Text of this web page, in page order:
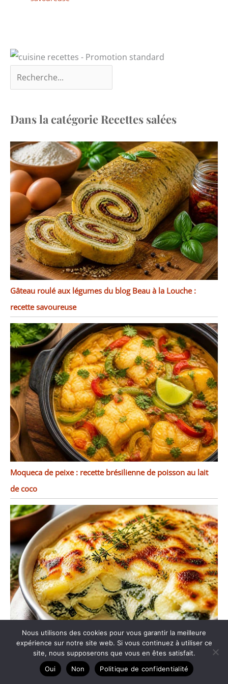
Dans la catégorie Recettes salées
Gâteau roulé aux légumes du blog Beau à la Louche :
recette savoureuse
Moqueca de peixe : recette brésilienne de poisson au lait
de coco
Gratin de pommes de terre aux épinards et concoillotte :
recette gourmande
Nous utilisons des cookies pour vous garantir la meilleure
expérience sur notre site web. Si vous continuez à utiliser ce
site, nous supposerons que vous en êtes satisfait.
Oui
Non Politique de confidentialité